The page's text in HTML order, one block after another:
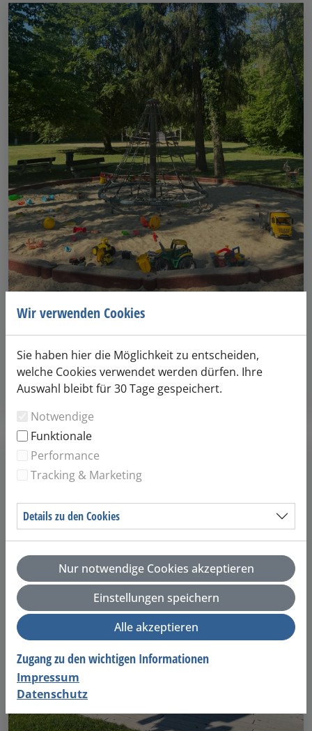
Saisonkarte Kinder/Jugendliche
Saisonkarte für Kinder/Jugendliche
Details anzeigen
Wir verwenden Cookies
Sie haben hier die Möglichkeit zu entscheiden,
welche Cookies verwendet werden dürfen. Ihre
Auswahl bleibt für 30 Tage gespeichert.
Notwendige
Funktionale
Performance
Tracking & Marketing
Details zu den Cookies
Nur notwendige Cookies akzeptieren
Einstellungen speichern
Alle akzeptieren
Zugang zu den wichtigen Informationen
Impressum
Datenschutz